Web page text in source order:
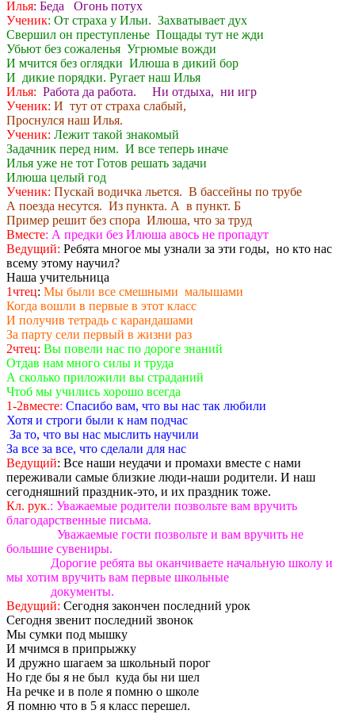
Илья: Беда Огонь потух
Ученик: От страха у Ильи. Захватывает дух
Свершил он преступленье Пощады тут не жди
Убьют без сожаленья Угрюмые вожди
И мчится без оглядки Илюша в дикий бор
И дикие порядки. Ругает наш Илья
Илья: Работа да работа. Ни отдыха, ни игр
Ученик: И тут от страха слабый,
Проснулся наш Илья.
Ученик: Лежит такой знакомый
Задачник перед ним. И все теперь иначе
Илья уже не тот Готов решать задачи
Илюша целый год
Ученик: Пускай водичка льется. В бассейны по трубе
А поезда несутся. Из пункта. А в пункт. Б
Пример решит без спора Илюша, что за труд
Вместе: А предки без Илюша авось не пропадут
Ведущий: Ребята многое мы узнали за эти годы, но кто нас
всему этому научил?
Наша учительница
1чтец: Мы были все смешными малышами
Когда вошли в первые в этот класс
И получив тетрадь с карандашами
За парту сели первый в жизни раз
2чтец: Вы повели нас по дороге знаний
Отдав нам много силы и труда
А сколько приложили вы страданий
Чтоб мы учились хорошо всегда
1-2вместе: Спасибо вам, что вы нас так любили
Хотя и строги были к нам подчас
За то, что вы нас мыслить научили
За все за все, что сделали для нас
Ведущий: Все наши неудачи и промахи вместе с нами
переживали самые близкие люди-наши родители. И наш
сегодняшний праздник-это, и их праздник тоже.
Кл. рук.: Уважаемые родители позвольте вам вручить
благодарственные письма.
Уважаемые гости позвольте и вам вручить не
большие сувениры.
Дорогие ребята вы оканчиваете начальную школу и
мы хотим вручить вам первые школьные
документы.
Ведущий: Сегодня закончен последний урок
Сегодня звенит последний звонок
Мы сумки под мышку
И мчимся в припрыжку
И дружно шагаем за школьный порог
Но где бы я не был куда бы ни шел
На речке и в поле я помню о школе
Я помню что в 5 я класс перешел.